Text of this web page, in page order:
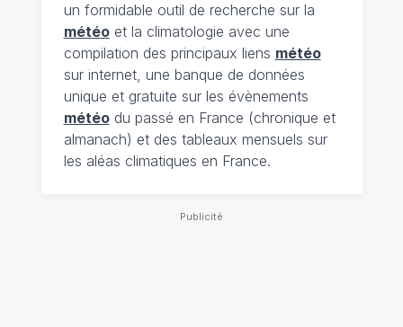
un formidable outil de recherche sur la
météoet la climatologie avec une
compilation des principaux liens météo
sur internet, une banque de données
unique et gratuite sur les évènements
météodu passé en France (chronique et
almanach) et des tableaux mensuels sur
les aléas climatiques en France.